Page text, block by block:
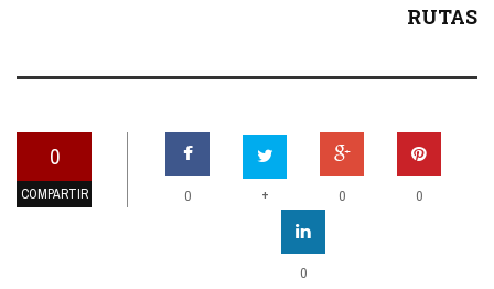
RUTAS
0
COMPARTIR 0 + 0 0
0